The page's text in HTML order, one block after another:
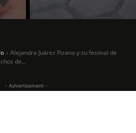
Alejandra Juárez Pizano y su festival de
de...
- Advertisement -